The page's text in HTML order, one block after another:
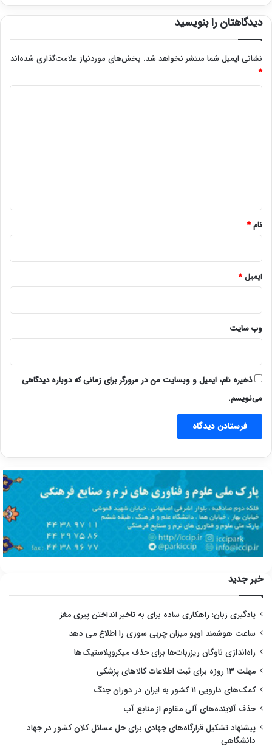
دیدگاهتان را بنویسید
نشانی ایمیل شما منتشر نخواهد شد. بخش‌های موردنیاز علامت‌گذاری شده‌اند
*
نام*
ایمیل*
وب‌ سایت
ذخیره نام، ایمیل و وبسایت من در مرورگر برای زمانی که دوباره دیدگاهی
می‌نویسم.
خبر جدید
یادگیری زبان؛ راهکاری ساده برای به تاخیر انداختن پیری مغز
ساعت هوشمند اوپو میزان چربی سوزی را اطلاع می دهد
راه‌اندازی ناوگان ریزربات‌ها برای حذف میکروپلاستیک‌ها
مهلت ۱۳ روزه برای ثبت اطلاعات کالاهای پزشکی
کمک‌های دارویی ۱۱ کشور به ایران در دوران جنگ
حذف آلاینده‌های آلی مقاوم از منابع آب
پیشنهاد تشکیل قرارگاه‌های جهادی برای حل مسائل کلان کشور در جهاد
دانشگاهی